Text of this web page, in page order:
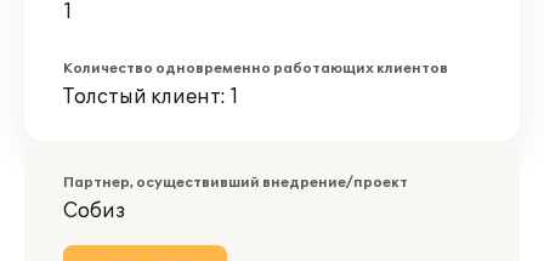
1
Количество одновременно работающих клиентов
Толстый клиент: 1
Партнер, осуществивший внедрение/проект
Собиз